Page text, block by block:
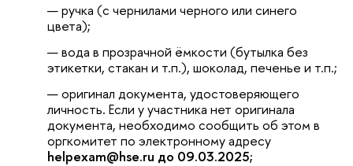
ручка (с чернилами черного или синего
цвета);
вода в прозрачной ёмкости (бутылка без
этикетки, стакан и т.п.), шоколад, печенье и т.п.;
оригинал документа, удостоверяющего
личность. Если у участника нет оригинала
документа, необходимо сообщить об этом в
оргкомитет по электронному адресу
helpexam@hse.ru до 09.03.2025;